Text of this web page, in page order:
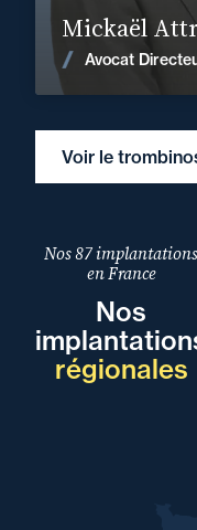
Voir le
Mickaël
Avocat
Nos 87 implantations
en France
Nos
régionales